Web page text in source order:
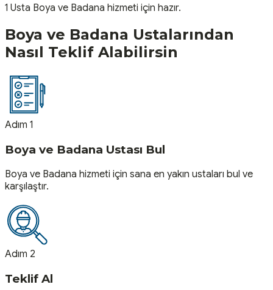
1 Usta Boya ve Badana hizmeti için hazır.
Boya ve Badana Ustalarından
Nasıl Teklif Alabilirsin
Adım 1
Boya ve Badana Ustası Bul
Boya ve Badana hizmeti için sana en yakın ustaları bul ve
karşılaştır.
Adım 2
Teklif Al